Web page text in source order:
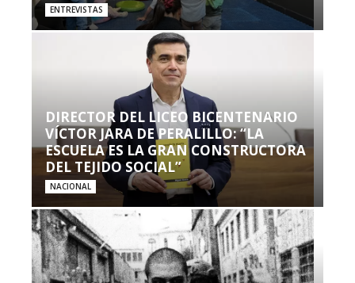
ENTREVISTAS
DIRECTOR DEL LICEO BICENTENARIO
VÍCTOR JARA DE PERALILLO: “LA
ESCUELA ES LA GRAN CONSTRUCTORA
DEL TEJIDO SOCIAL”
NACIONAL